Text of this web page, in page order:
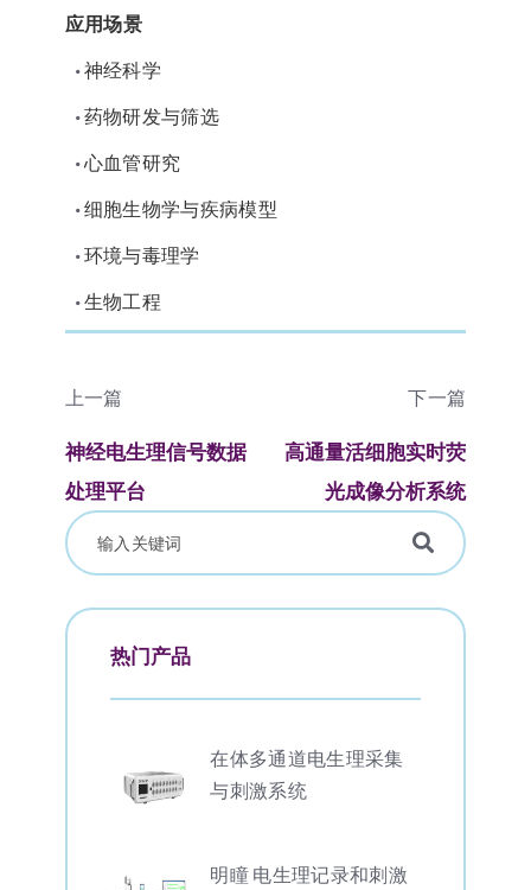
应用场景
•神经科学
•药物研发与筛选
•心血管研究
•细胞生物学与疾病模型
•环境与毒理学
•生物工程
上一篇
神经电生理信号数据
处理平台
下一篇
高通量活细胞实时荧
光成像分析系统
热门产品
在体多通道电生理采集
与刺激系统
明瞳 电生理记录和刺激